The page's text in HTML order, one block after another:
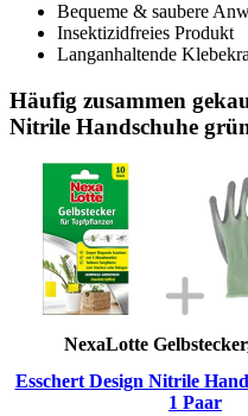
Bequeme & saubere
Insektizidfreies Produkt
Langanhaltende
Häufig zusammen
Nitrile Handschuhe
NexaLotte
Esschert Design Nitrile
1 Paar